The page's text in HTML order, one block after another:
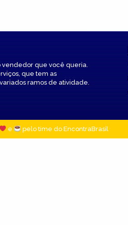
vendedor que você queria.
que tem as
ramos de atividade.
e pelo time do EncontraBrasil